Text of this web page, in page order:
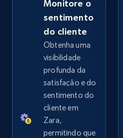
eBay - Collect products
URL, Product id, Title, Seller
Seller reviews,
more.
2.5K+ 359+
Monitore o
sentimento
do cliente
Obtenha uma
visibilidade
profunda da
satisfação e do
sentimento do
cliente em
Zara,
permitindo que